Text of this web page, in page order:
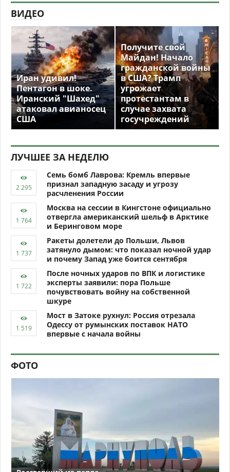
Или водите через социальные сети
ДОБАВИТЬ
КОММЕНТАРИЙ
ChazityRoom
9 сентября 2015 16:46
Нерадостное будущее нас ожидает... Не хотелось бы
увидеть загубленную природу.
0 Ответить Цитировать Жалоба
ВИДЕО
Иран удивил!
Пентагон в шоке.
Иранский "Шахед"
Получите свой
Майдан! Начало
в США? Трамп
ЛУЧШЕЕ ЗА НЕДЕЛЮ
Семь бомб Лаврова: Кремль впервые
признал западную засаду и угрозу
расчленения России